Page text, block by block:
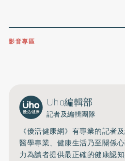
影音專區
Uho編輯部
記者及編輯團隊
《優活健康網》有專業的記者
醫學專業、健康生活乃至關係
力為讀者提供最正確的健康認知